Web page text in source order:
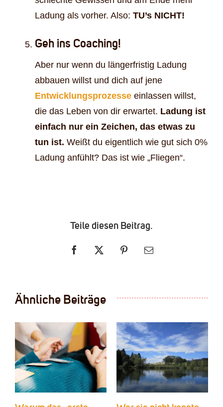
Ladung als vorher. Also: TU’s NICHT!
Geh ins Coaching!
Aber nur wenn du längerfristig Ladung
abbauen willst und dich auf jene
Entwicklungsprozesse einlassen willst,
die das Leben von dir erwartet. Ladung ist
einfach nur ein Zeichen, das etwas zu
tun ist. Weißt du eigentlich wie gut sich 0%
Ladung anfühlt? Das ist wie „Fliegen“.
Teile diesen Beitrag.
Facebook
X Pinterest
E-
Ähnliche Beiträge